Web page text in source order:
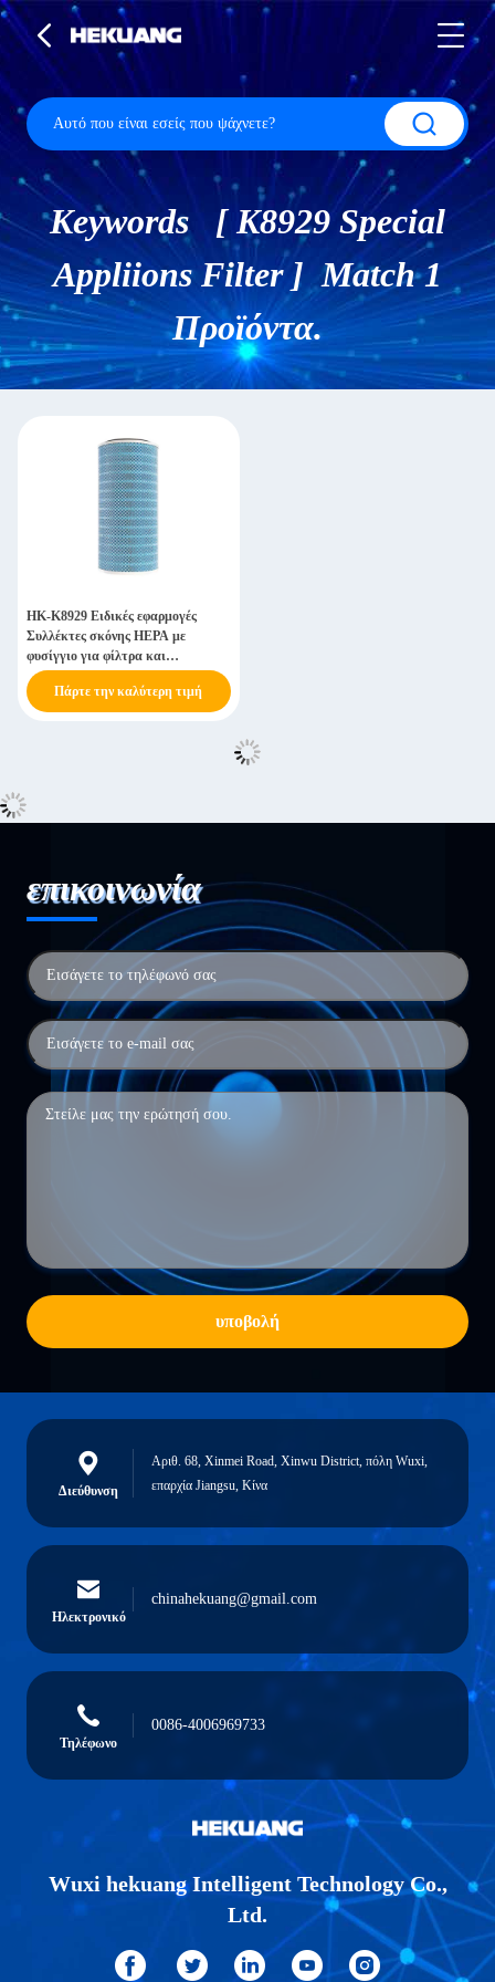
Keywords [ K8929 Special
Appliions Filter ] Match 1
Προϊόντα.
HK-K8929 Ειδικές εφαρμογές
Συλλέκτες σκόνης HEPA με
φυσίγγιο για φίλτρα και
καθυστέρηση φλόγας
Πάρτε την καλύτερη τιμή
επικοινωνία
υποβολή
Διεύθυνση
Αριθ. 68, Xinmei Road, Xinwu District, πόλη Wuxi,
επαρχία Jiangsu, Κίνα
Ηλεκτρονικό
chinahekuang@gmail.com
Τηλέφωνο
0086-4006969733
Wuxi hekuang Intelligent Technology Co.,
Ltd.